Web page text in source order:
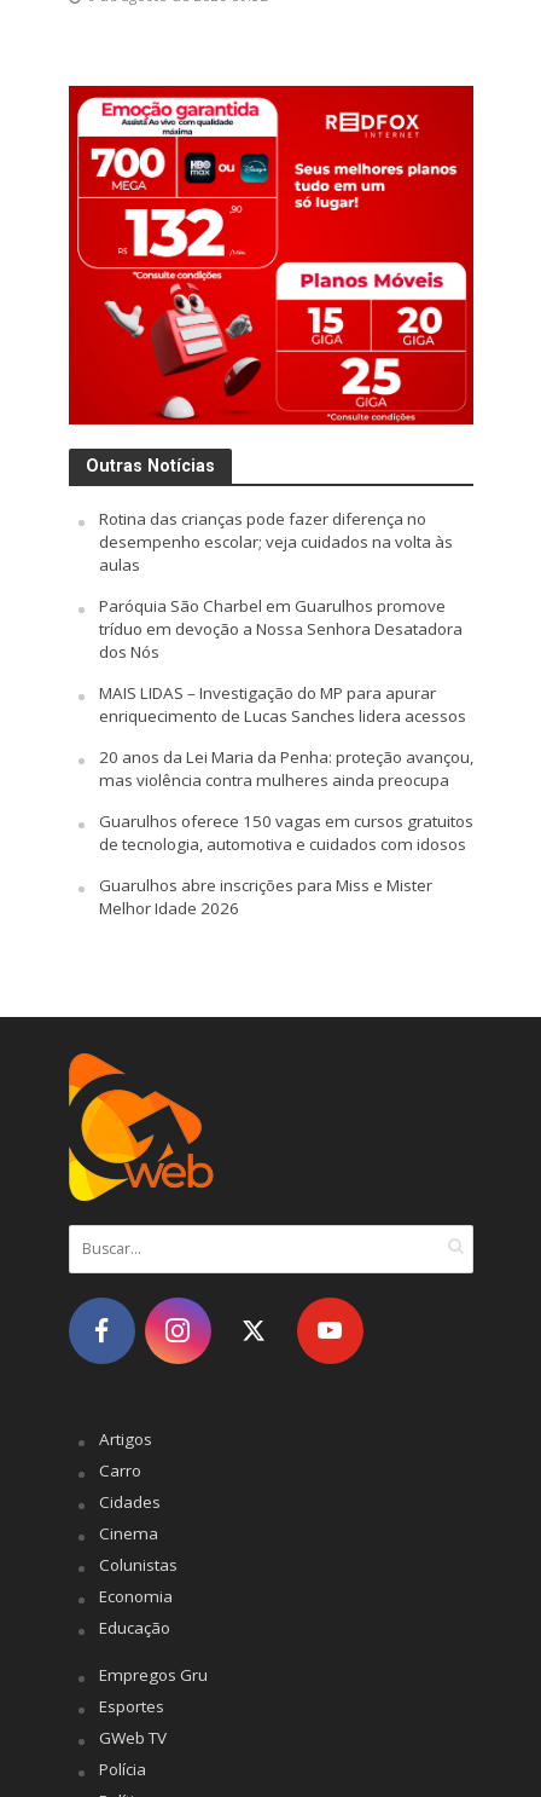
Outras Notícias
Rotina das crianças pode fazer diferença no
desempenho escolar; veja cuidados na volta às
aulas
Paróquia São Charbel em Guarulhos promove
tríduo em devoção a Nossa Senhora Desatadora
dos Nós
MAIS LIDAS – Investigação do MP para apurar
enriquecimento de Lucas Sanches lidera acessos
20 anos da Lei Maria da Penha: proteção avançou,
mas violência contra mulheres ainda preocupa
Guarulhos oferece 150 vagas em cursos gratuitos
de tecnologia, automotiva e cuidados com idosos
Guarulhos abre inscrições para Miss e Mister
Melhor Idade 2026
Artigos
Carro
Cidades
Cinema
Colunistas
Economia
Educação
Empregos Gru
Esportes
GWeb TV
Polícia